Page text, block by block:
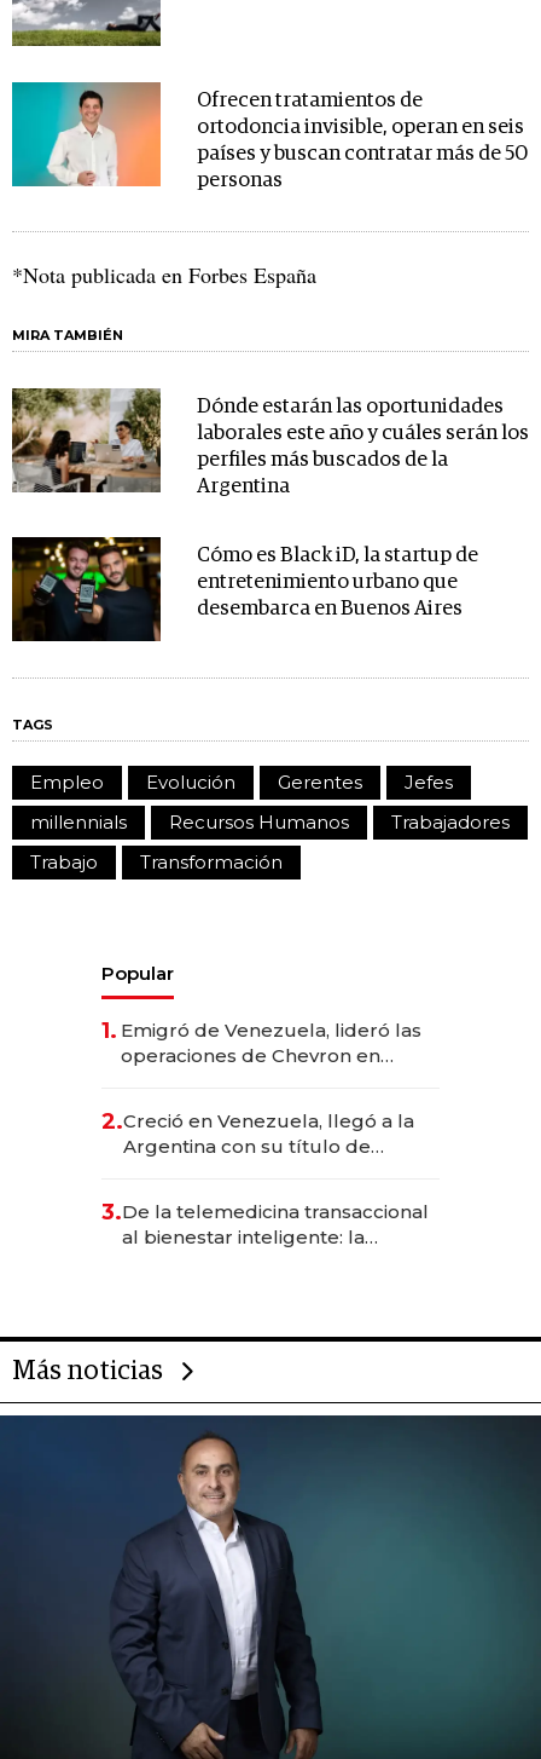
Ofrecen tratamientos de
ortodoncia invisible, operan en seis
países y buscan contratar más de 50
personas
*Nota publicada en Forbes España
MIRA TAMBIÉN
Dónde estarán las oportunidades
laborales este año y cuáles serán los
perfiles más buscados de la
Argentina
Cómo es Black iD, la startup de
entretenimiento urbano que
desembarca en Buenos Aires
TAGS
Empleo Evolución Gerentes
Jefes
millennials
Recursos Humanos
Trabajadores
Trabajo
Transformación
Popular
1. Emigró de Venezuela, lideró las
operaciones de Chevron en
2.Creció en Venezuela, llegó a la
Argentina con su título de
las marcas "fast premium"
3.De la telemedicina transaccional
al bienestar inteligente: la
Más noticias